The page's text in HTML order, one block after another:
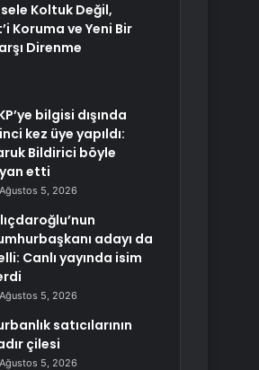
Koltuk Değil,
Koruma ve Yeni Bir
Direnme
bilgisi dışında
kez üye yapıldı:
Bildirici böyle
etti
Ağustos 5, 2026
adayı da
Canlı yayında isim
Ağustos 5, 2026
satıcılarının
çilesi
Ağustos 5, 2026